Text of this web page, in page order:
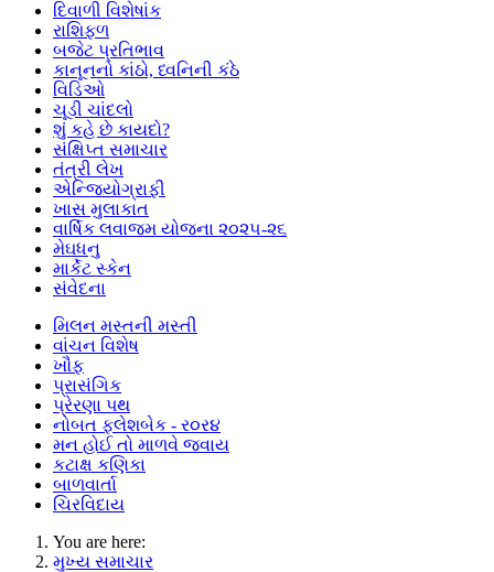
દિવાળી વિશેષાંક
રાશિફળ
બજેટ પ્રતિભાવ
કાનૂનનો કાંઠો, ધ્વનિની કંઠે
વિડિઓ
ચૂડી ચાંદલો
શું કહે છે કાયદો?
સંક્ષિપ્ત સમાચાર
તંત્રી લેખ
એન્જિયોગ્રાફી
ખાસ મુલાકાત
વાર્ષિક લવાજમ યોજના ૨૦૨૫-૨૬
મેઘધનુ
માર્કેટ સ્કેન
સંવેદના
મિલન મસ્તની મસ્તી
વાંચન વિશેષ
ખૌફ
પ્રાસંગિક
પ્રેરણા પથ
નોબત ફ્લેશબેક - ર૦ર૪
મન હોઈ તો માળવે જવાય
કટાક્ષ કણિકા
બાળવાર્તા
ચિરવિદાય
You are here:
મુખ્ય સમાચાર